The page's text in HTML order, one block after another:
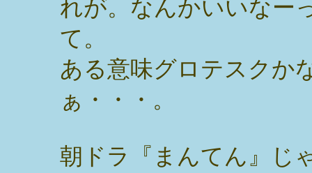
れが。なんかいいなー
て。
ある意味グロテスクか
ぁ・・・。
朝ドラ『まんてん』じ